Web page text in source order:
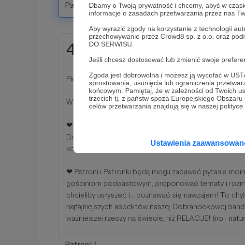
Dbamy o Twoją prywatność i chcemy, abyś w
informacje o zasadach przetwarzania przez nas
Aby wyrazić zgody na korzystanie z technologii
przechowywanie przez Crowd8 sp. z o.o. oraz
DO SERWISU.
Jeśli chcesz dostosować lub zmienić swoje
Zgoda jest dobrowolna i możesz ją wycofać w
sprostowania, usunięcia lub ograniczenia
końcowym. Pamiętaj, że w zależności od Twoich
trzecich tj. z państw spoza Europejskiego
celów przetwarzania znajdują się w naszej polityce
Ustawienia
Patroni: 0
40 zł
Pięknie dziękuję za wspieranie mojej pracy!
W ramach wsparcia otrzymujesz:
❤ dostęp do supertajnej zamkniętej grupy Patronów i
Dobranocki na Facebooku, w której będę
kolejnych odcinków podcastu.
❤ Patroni i Patronki będą mogli zadawać pytania
gościniom podcastowym, proponować tematy i
chcieliby usłyszeć i... poznawać się nawzajem! To
najfajniejszych aspektów naszej Dobranockowej
ważniejszej rzeczy na świecie, niż RELACJE! (no i